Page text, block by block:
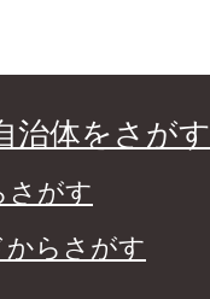
治体をさがす
さがす
からさがす